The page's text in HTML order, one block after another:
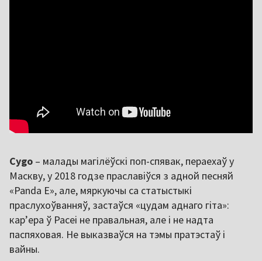
Cygo – малады магілёўскі поп-спявак, пераехаў у
Маскву, у 2018 годзе праславіўся з адной песняй
«Panda E», але, мяркуючы са статыстыкі
праслухоўванняў, застаўся «цудам аднаго гіта»:
кар’ера ў Расеі не правальная, але і не надта
паспяховая. Не выказваўся на тэмы пратэстаў і
вайны.